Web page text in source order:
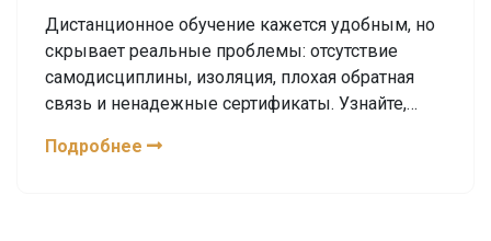
которые скрывают рекламные ролики
Дистанционное обучение кажется удобным, но
скрывает реальные проблемы: отсутствие
самодисциплины, изоляция, плохая обратная
связь и ненадежные сертификаты. Узнайте,
избежать ловушек.
Подробнее